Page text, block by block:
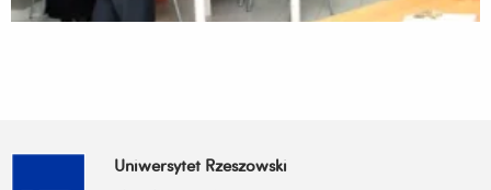
Uniwersytet Rzeszowski